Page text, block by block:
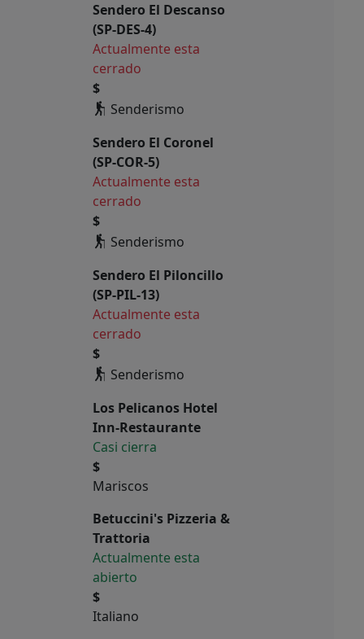
Sendero El Descanso
(SP-DES-4)
Actualmente esta
cerrado
$
Senderismo
Sendero El Coronel
(SP-COR-5)
Actualmente esta
cerrado
$
Senderismo
Sendero El Piloncillo
(SP-PIL-13)
Actualmente esta
cerrado
$
Senderismo
Los Pelicanos Hotel
Inn-Restaurante
Casi cierra
$
Mariscos
Betuccini's Pizzeria &
Trattoria
Actualmente esta
abierto
$
Italiano